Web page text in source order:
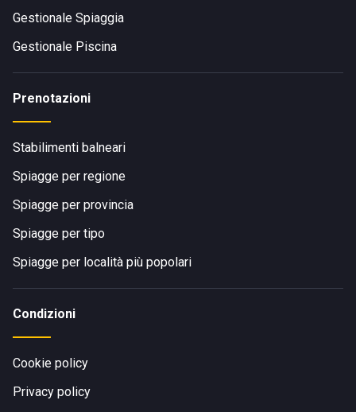
Gestionale Spiaggia
Gestionale Piscina
Prenotazioni
Stabilimenti balneari
Spiagge per regione
Spiagge per provincia
Spiagge per tipo
Spiagge per località più popolari
Condizioni
Cookie policy
Privacy policy